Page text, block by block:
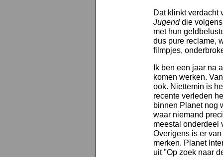
Dat klinkt verdacht
Jugenddie volgens
met hun
dus pure reclame,
filmpjes,
Ik ben een jaar na
komen werken.
ook. Niettemin is
recente verleden
binnen Planet nog
waar niemand
meestal onderdeel
Overigens is er
merken. Planet
uit "Op zoek naar